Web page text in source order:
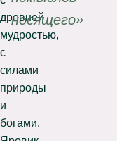
древней
мудростью,
с
силами
природы
и
богами.
носящего»